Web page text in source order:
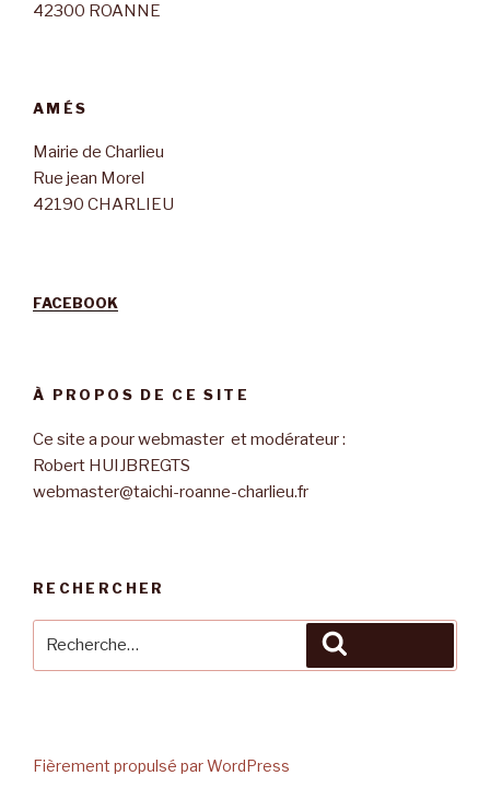
42300 ROANNE
AMÉS
Mairie de Charlieu
Rue jean Morel
42190 CHARLIEU
FACEBOOK
À PROPOS DE CE SITE
Ce site a pour webmaster et modérateur :
Robert HUIJBREGTS
webmaster@taichi-roanne-charlieu.fr
RECHERCHER
Fièrement propulsé par WordPress